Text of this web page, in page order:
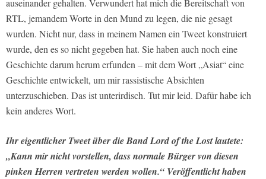
auseinander gehalten. Verwundert hat mich die Bereitschaft von
RTL, jemandem Worte in den Mund zu legen, die nie gesagt
wurden. Nicht nur, dass in meinem Namen ein Tweet konstruiert
wurde, den es so nicht gegeben hat. Sie haben auch noch eine
Geschichte darum herum erfunden – mit dem Wort „Asiat“ eine
Geschichte entwickelt, um mir rassistische Absichten
unterzuschieben. Das ist unterirdisch. Tut mir leid. Dafür habe ich
kein anderes Wort.
Ihr eigentlicher Tweet über die Band Lord of the Lost lautete:
„Kann mir nicht vorstellen, dass normale Bürger von diesen
pinken Herren vertreten werden wollen.“ Veröffentlicht haben